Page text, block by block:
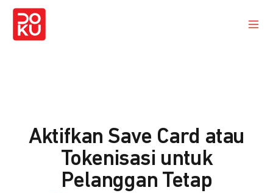
Aktifkan Save Card atau
Tokenisasi untuk
Pelanggan Tetap